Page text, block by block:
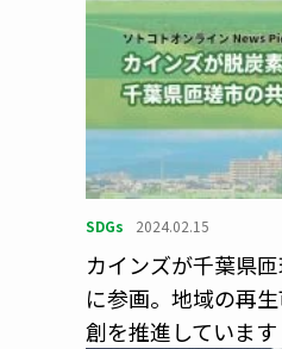
SDGs 2024.02.15
カインズが千葉県
に参画。地域の再
創を推進しています